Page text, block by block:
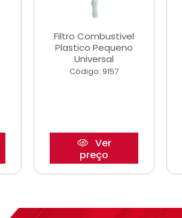
Filtro Combustivel
Plastico Pequeno
Universal
Código: 9157
Ver
preço